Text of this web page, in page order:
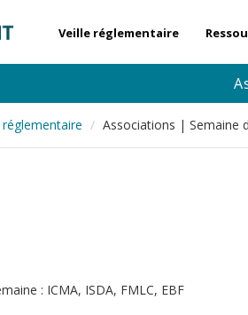
Veille réglementaire
réglementaire Associations | Semaine
: ICMA, ISDA, FMLC, EBF